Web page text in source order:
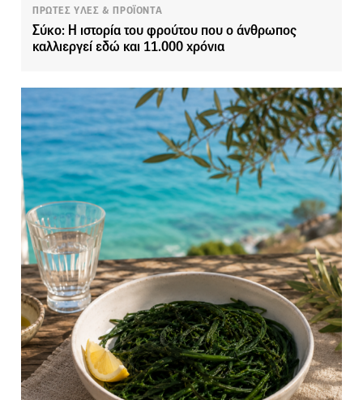
ΠΡΩΤΕΣ ΥΛΕΣ & ΠΡΟΪΟΝΤΑ
Σύκο: Η ιστορία του φρούτου που ο άνθρωπος
καλλιεργεί εδώ και 11.000 χρόνια